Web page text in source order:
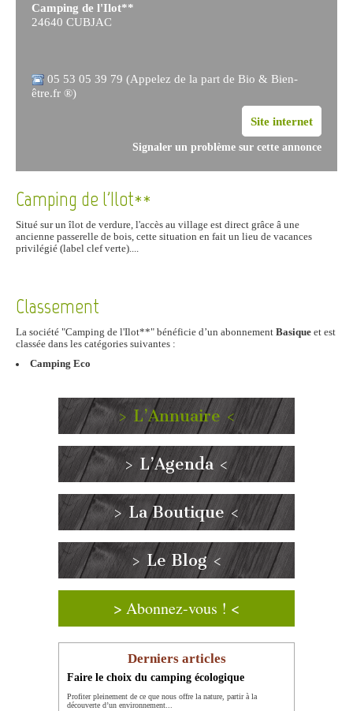
Camping de l'Ilot**
24640 CUBJAC
05 53 05 39 79 (Appelez de la part de Bio & Bien-
être.fr ®)
Site internet
Signaler un problème sur cette annonce
Camping de l'Ilot**
Situé sur un îlot de verdure, l'accès au village est direct grâce â une
ancienne passerelle de bois, cette situation en fait un lieu de vacances
privilégié (label clef verte)....
Classement
La société "Camping de l'Ilot**" bénéficie d’un abonnement Basique et est
classée dans les catégories suivantes :
Camping Eco
> L’Annuaire <
> L’Agenda <
> La Boutique <
> Le Blog <
> Abonnez-vous ! <
Derniers articles
Faire le choix du camping écologique
Profiter pleinement de ce que nous offre la nature, partir à la
découverte d’un environnement...